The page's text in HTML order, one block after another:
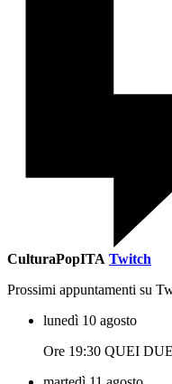
CulturaPopITA Twitch
Prossimi appuntamenti su
lunedì 10 agosto
Ore 19:30 QUEI